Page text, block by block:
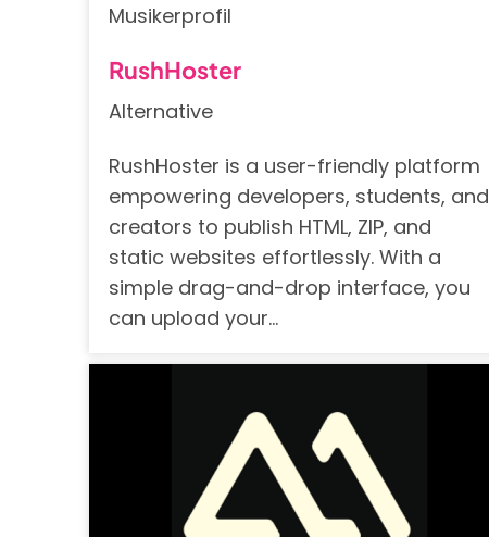
Musikerprofil
RushHoster
Alternative
RushHoster is a user-friendly platform
empowering developers, students, and
creators to publish HTML, ZIP, and
static websites effortlessly. With a
simple drag-and-drop interface, you
can upload your…